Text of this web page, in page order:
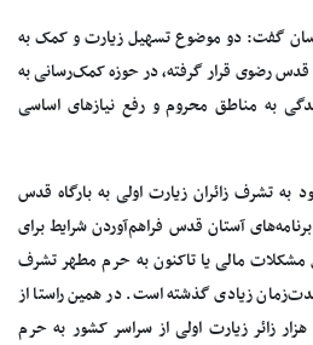
گفت: دو موضوع تسهیل زیارت و کمک به
قدس رضوی قرار گرفته، در حوزه کمک‌رسانی به
به مناطق محروم و رفع نیازهای اساسی
تشرف زائران زیارت اولی به بارگاه قدس
آستان قدس ‌فراهم‌آوردن شرایط برای
مشکلات مالی یا تاکنون به حرم مطهر تشرف
زیادی گذشته است. در همین راستا از
ابتدای سال تاکنون بیش از 300 هزار زائر زیارت اولی از سراسر کشور به حرم